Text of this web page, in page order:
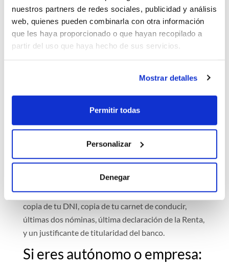
nuestros partners de redes sociales, publicidad y análisis
web, quienes pueden combinarla con otra información
que les haya proporcionado o que hayan recopilado a
partir del uso que haya hecho de sus servicios.
Mostrar detalles
Permitir todas
Personalizar
Denegar
para un BMW X5?
Existen tres tipos de contratos de renting:
contratar el renting pueden variar.
Si eres particular:
Entra la oferta del vehículo, si ves el icono
"Aprobación Inmediata" podrás optar a un estudio
generar el contrato de forma rápida. En cualquier
otro caso (o si no deseas el estudio online),
necesitaremos recibir la siguiente documentación:
copia de tu DNI, copia de tu carnet de conducir,
últimas dos nóminas, última declaración de la Renta,
y un justificante de titularidad del banco.
Si eres autónomo o empresa: